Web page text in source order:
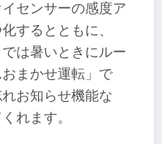
センサーの感度ア
するとともに、
は暑いときにルー
まかせ運転」で
お知らせ機能な
れます。